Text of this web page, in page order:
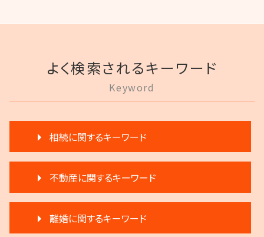
よく検索されるキーワード
Keyword
相続に関するキーワード
遺産分割 第三者
相続登記 義務化 過去の相続
遺言 執行 相続人
相続 遺産分割協議書
不動産に関するキーワード
不動産 弁護士
離婚に関するキーワード